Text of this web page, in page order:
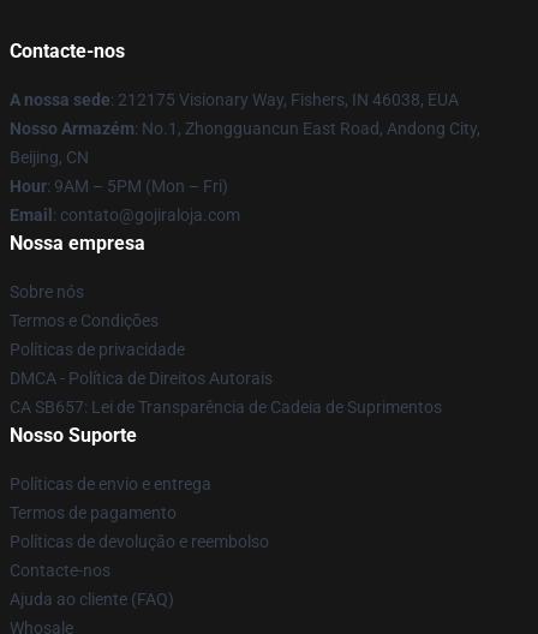
Contacte-nos
A nossa sede: 212175 Visionary Way, Fishers, IN 46038, EUA
Nosso Armazém: No.1, Zhongguancun East Road, Andong City,
Beijing, CN
Hour: 9AM – 5PM (Mon – Fri)
Email : contato@gojiraloja.com
Nossa empresa
Sobre nós
Termos e Condições
Políticas de privacidade
DMCA - Política de Direitos Autorais
CA SB657: Lei de Transparência de Cadeia de Suprimentos
Nosso Suporte
Políticas de envio e entrega
Termos de pagamento
Políticas de devolução e reembolso
Contacte-nos
Ajuda ao cliente (FAQ)
Whosale